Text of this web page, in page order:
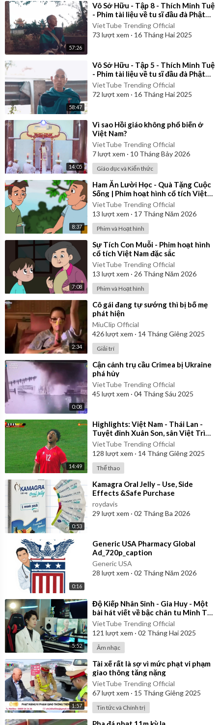
57:26
⁣Vô Sở Hữu - Tập 8 - Thích Minh Tuệ
- Phim tài liệu về tu sĩ đầu đà Phật
giáo Việt Nam
VietTube Trending Official
73 lượt xem · 16 Tháng Hai 2025
58:47
⁣Vô Sở Hữu - Tập 5 - Thích Minh Tuệ
- Phim tài liệu về tu sĩ đầu đà Phật
giáo Việt Nam
VietTube Trending Official
72 lượt xem · 16 Tháng Hai 2025
14:05
⁣Vì sao Hồi giáo không phổ biến ở
Việt Nam?
VietTube Trending Official
7lượt xem · 10 Tháng Bảy 2026
Giáo dục và Kiến thức
8:37
⁣Ham Ăn Lười Học - Quà Tặng Cuộc
Sống | Phim hoạt hình cổ tích Việt
Nam
VietTube Trending Official
13 lượt xem · 17 Tháng Năm 2026
Phim và Hoạt hình
7:08
⁣Sự Tích Con Muỗi - Phim hoạt hình
cổ tích Việt Nam đặc sắc
VietTube Trending Official
13 lượt xem · 26 Tháng Năm 2026
Phim và Hoạt hình
2:34
⁣Cô gái đang tự sướng thì bị bố mẹ
phát hiện
MiuClip Official
426lượt xem · 14 Tháng Giêng 2025
Giải trí
0:08
⁣Cận cảnh trụ cầu Crimea bị Ukraine
phá hủy
VietTube Trending Official
45 lượt xem · 04 Tháng Sáu 2025
14:49
⁣Highlights: Việt Nam - Thái Lan -
Tuyệt đỉnh Xuân Son, sân Việt Trì
vỡ òa
VietTube Trending Official
128 lượt xem · 14 Tháng Giêng 2025
Thể thao
0:53
⁣Kamagra Oral Jelly – Use, Side
Effects &Safe Purchase
roydavis
29 lượt xem · 02 Tháng Ba 2026
0:16
⁣Generic USA Pharmacy Global
Ad_720p_caption
Generic USA
28 lượt xem · 02 Tháng Năm 2026
5:52
⁣Độ Kiếp Nhân Sinh - Gia Huy - Một
bài hát viết về bậc chân tu Minh Tuệ
| Official Music Video
VietTube Trending Official
121 lượt xem · 02 Tháng Hai 2025
Âm nhạc
1:57
⁣Tài xế rất là sợ vì mức phạt vi phạm
giao thông tăng nặng
VietTube Trending Official
67lượt xem · 15 Tháng Giêng 2025
Tin tức và Chính trị